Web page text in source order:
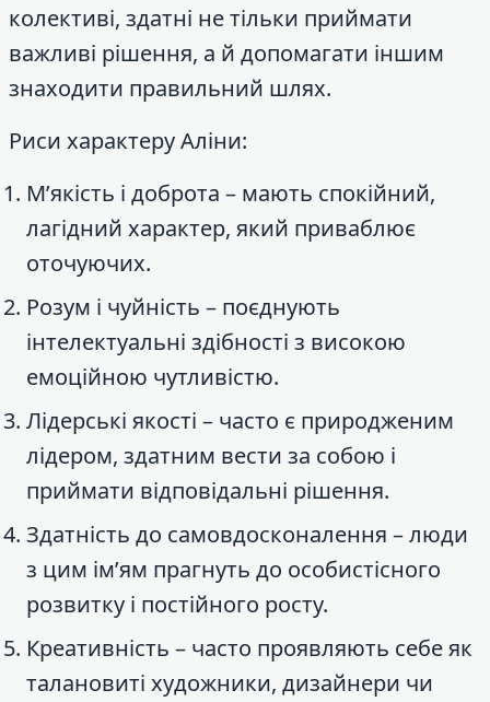
колективі, здатні не тільки приймати
важливі рішення, а й допомагати іншим
знаходити правильний шлях.
Риси характеру Аліни:
М’якість і доброта – мають спокійний,
лагідний характер, який приваблює
оточуючих.
Розум і чуйність – поєднують
інтелектуальні здібності з високою
емоційною чутливістю.
Лідерські якості – часто є природженим
лідером, здатним вести за собою і
приймати відповідальні рішення.
Здатність до самовдосконалення – люди
з цим ім’ям прагнуть до особистісного
розвитку і постійного росту.
Креативність – часто проявляють себе як
талановиті художники, дизайнери чи